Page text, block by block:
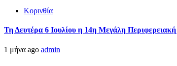
Κορινθία
Τη Δευτέρα 6 Ιουλίου η 14η Μεγάλη
1 μήνα ago admin